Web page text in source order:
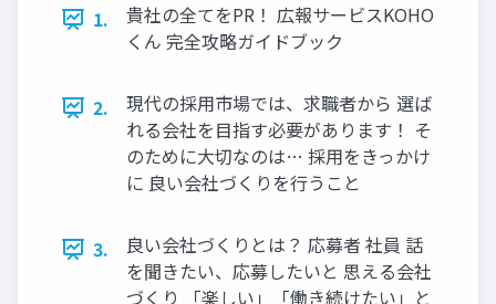
1.
貴社の全てをPR！ 広報サービスKOHO
くん 完全攻略ガイドブック
2.
現代の採⽤市場では、求職者から 選ば
れる会社を⽬指す必要があります！ そ
のために⼤切なのは… 採⽤をきっかけ
に 良い会社づくりを⾏うこと
3.
良い会社づくりとは？ 応募者 社員 話
を聞きたい、応募したいと 思える会社
づくり 「楽しい」「働き続けたい」と